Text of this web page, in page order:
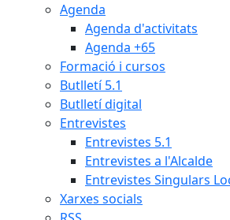
Agenda
Agenda d'activitats
Agenda +65
Formació i cursos
Butlletí 5.1
Butlletí digital
Entrevistes
Entrevistes 5.1
Entrevistes a l'Alcalde
Entrevistes Singulars
Xarxes socials